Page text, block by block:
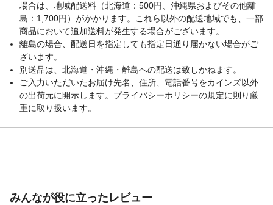
場合は、地域配送料（北海道：500円、沖縄県およびその他離
島：1,700円）がかかります。これら以外の配送地域でも、一部
商品において追加送料が発生する場合がございます。
離島の場合、配送日を指定しても指定日通り届かない場合がご
ざいます。
別送品は、北海道・沖縄・離島への配送は致しかねます。
ご入力いただいたお届け先名、住所、電話番号をカインズ以外
の出荷元に開示します。プライバシーポリシーの規定に則り厳
重に取り扱います。
みんなが役に立ったレビュー